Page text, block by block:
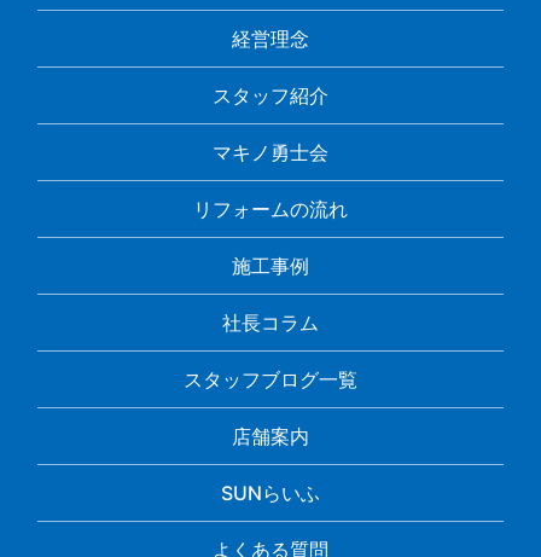
経営理念
スタッフ紹介
マキノ勇士会
リフォームの流れ
施工事例
社長コラム
スタッフブログ一覧
店舗案内
SUNらいふ
よくある質問